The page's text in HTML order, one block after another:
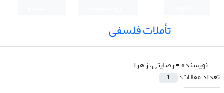
تأملات فلسفی
نویسنده =رضایتی، زهرا
تعداد مقالات:
1